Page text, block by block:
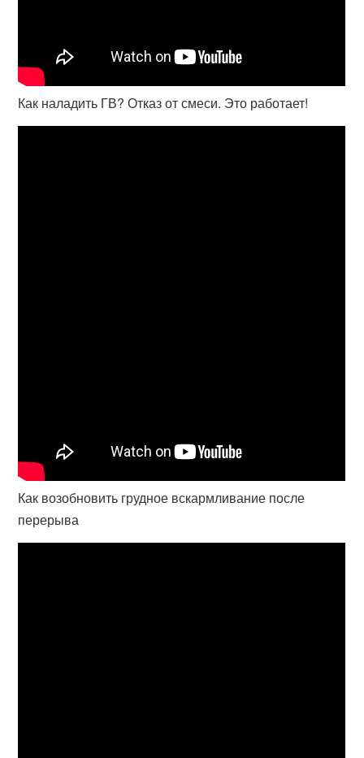
Как наладить ГВ? Отказ от смеси. Это работает!
Как возобновить грудное вскармливание после
перерыва